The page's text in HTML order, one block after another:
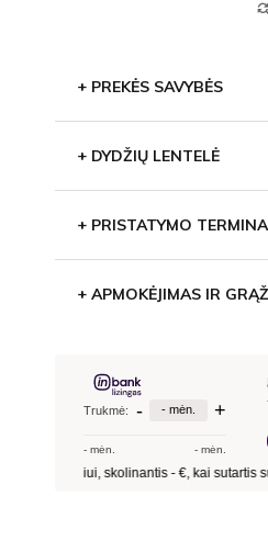
+ PREKĖS SAVYBĖS
+ DYDŽIŲ LENTELĖ
+ PRISTATYMO
+ APMOKĖJIMAS IR